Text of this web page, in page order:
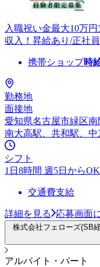
入職祝い金最大10万
収入！昇給あり/正社
携帯ショップ時
勤務地
面接地
愛知県名古屋市緑区南
南大高駅、共和駅、
シフト
1日8時間 週5日からOK
交通費支給
詳細を見る 応募画面
株式会社フェローズ(SB
アルバイト・パート